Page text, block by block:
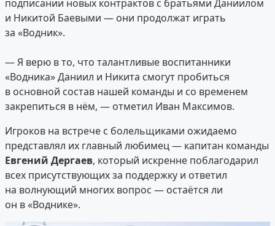
подписании новых контрактов с братьями Даниилом
и Никитой Баевыми — они продолжат играть
за «Водник».
— Я верю в то, что талантливые воспитанники
«Водника» Даниил и Никита смогут пробиться
в основной состав нашей команды и со временем
закрепиться в нём, — отметил Иван Максимов.
Игроков на встрече с болельщиками ожидаемо
представлял их главный любимец — капитан команды
Евгений Дергаев, который искренне поблагодарил
всех присутствующих за поддержку и ответил
на волнующий многих вопрос — остаётся ли
он в «Воднике».